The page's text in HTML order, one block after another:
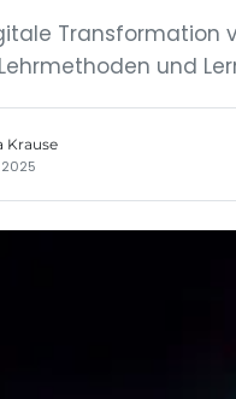
und
Krause